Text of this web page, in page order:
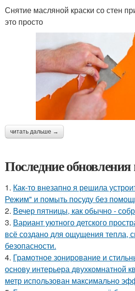
Снятие масляной краски со стен
это просто
читать дальше →
Последние обновления
1. Как-то внезапно я решила
Режим" и помыть посуду без
2. Вечер пятницы, как обычно -
3. Вариант уютного детского
всё создано для ощущения тепла,
безопасности.
4. Грамотное зонирование и
основу интерьера двухкомнатной
метр использован максимально